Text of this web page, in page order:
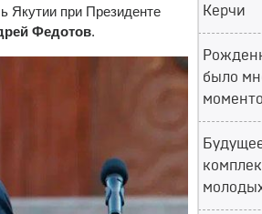
Якутии при Президенте
Федотов.
Керчи
было